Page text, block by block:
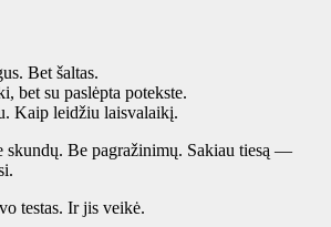
Bet šaltas.
bet su paslėpta potekste.
Kaip leidžiu laisvalaikį.
skundų. Be pagražinimų. Sakiau tiesą —
testas. Ir jis veikė.